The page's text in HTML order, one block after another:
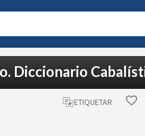
Diccionario
ETIQUETAR